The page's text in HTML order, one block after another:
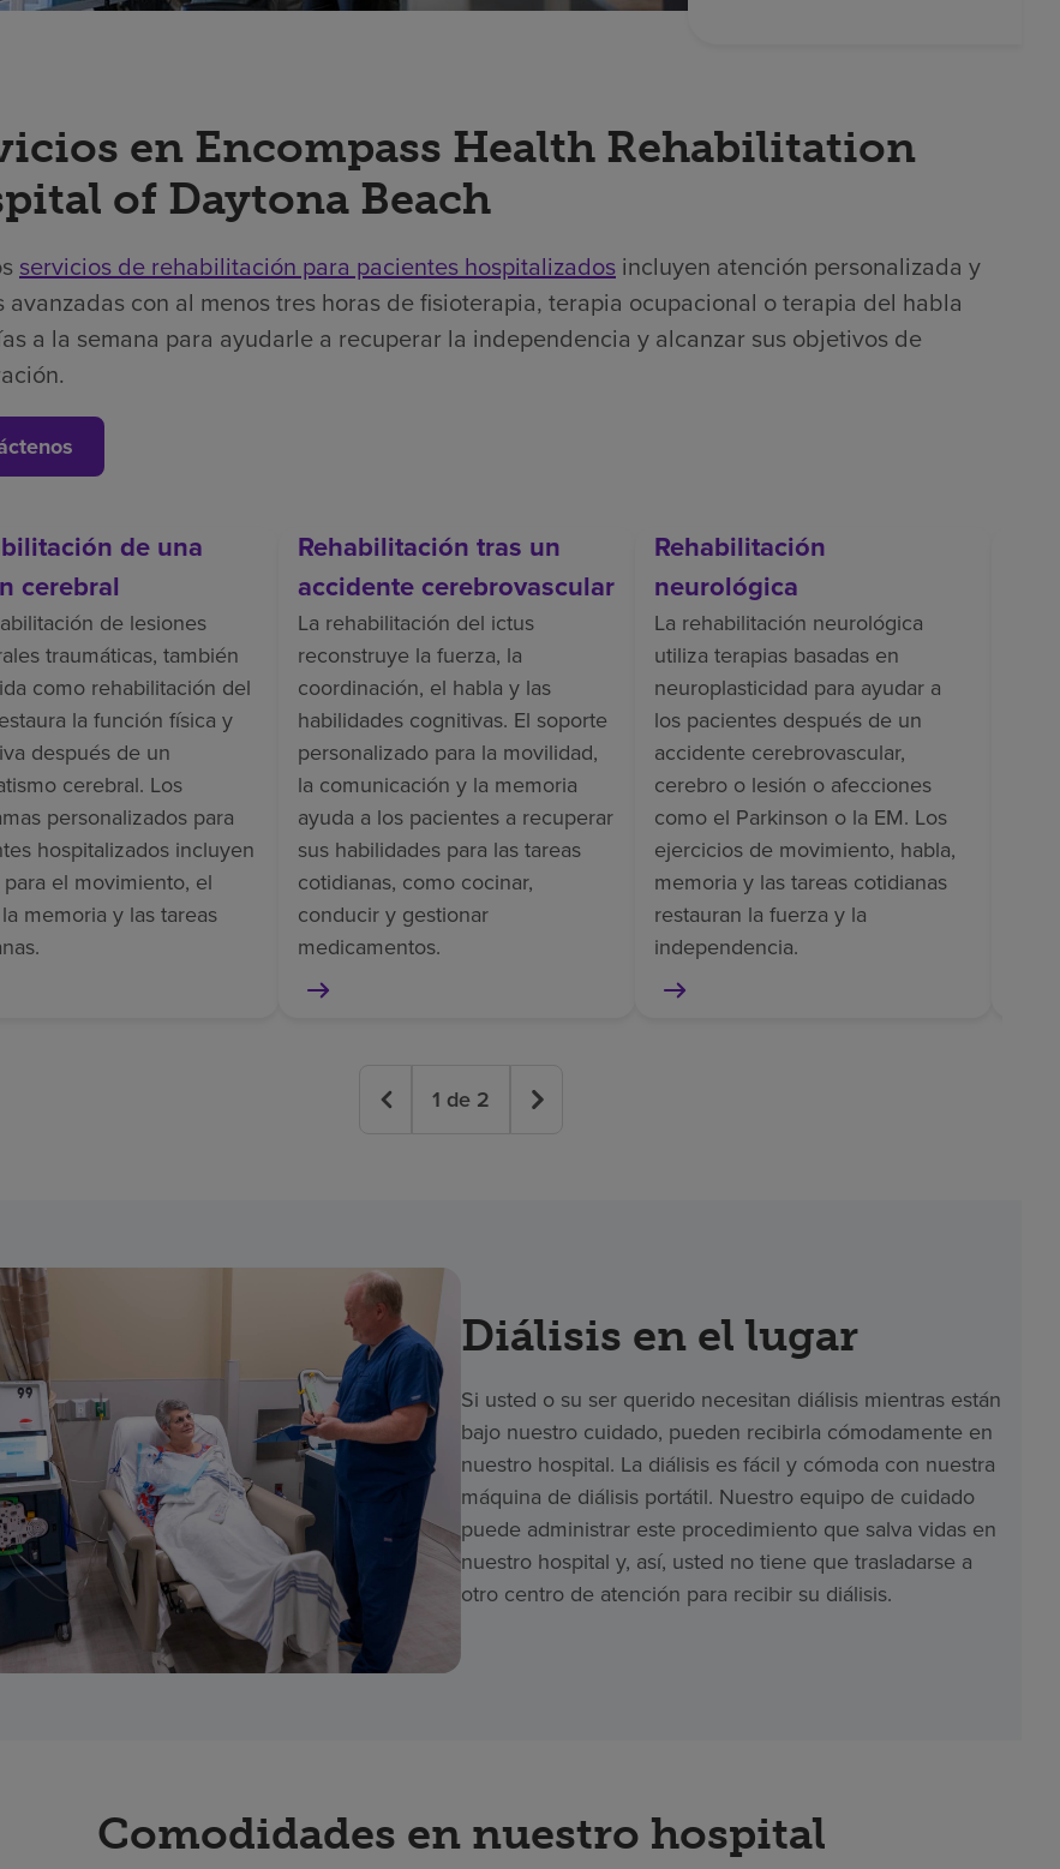
en Encompass Health Rehabilitation
of Daytona Beach
servicios de rehabilitación para pacientes hospitalizados incluyen atención personalizada y
avanzadas con al menos tres horas de fisioterapia, terapia ocupacional o terapia del habla
a la semana para ayudarle a recuperar la independencia y alcanzar sus objetivos de
de una
cerebral
de lesiones
traumáticas, también
como rehabilitación del
la función física y
después de un
cerebral. Los
personalizados para
hospitalizados incluyen
el movimiento, el
memoria y las tareas
Rehabilitación tras un
accidente cerebrovascular
La rehabilitación del ictus
reconstruye la fuerza, la
coordinación, el habla y las
habilidades cognitivas. El soporte
personalizado para la movilidad,
la comunicación y la memoria
ayuda a los pacientes a recuperar
sus habilidades para las tareas
cotidianas, como cocinar,
conducir y gestionar
medicamentos.
Rehabilitación
neurológica
La rehabilitación neurológica
utiliza terapias basadas en
neuroplasticidad para ayudar a
los pacientes después de un
accidente cerebrovascular,
cerebro o lesión o afecciones
como el Parkinson o la EM. Los
ejercicios de movimiento, habla,
memoria y las tareas cotidianas
restauran la fuerza y la
independencia.
1 de 2
Diálisis en el lugar
Si usted o su ser querido necesitan diálisis mientras están
bajo nuestro cuidado, pueden recibirla cómodamente en
nuestro hospital. La diálisis es fácil y cómoda con nuestra
máquina de diálisis portátil. Nuestro equipo de cuidado
puede administrar este procedimiento que salva vidas en
nuestro hospital y, así, usted no tiene que trasladarse a
otro centro de atención para recibir su diálisis.
Comodidades en nuestro hospital